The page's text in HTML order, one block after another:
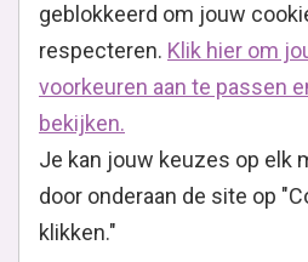
geblokkeerd om jouw
respecteren. Klik hier om
voorkeuren aan te passen
bekijken.
Je kan jouw keuzes op elk
door onderaan de site op
klikken."